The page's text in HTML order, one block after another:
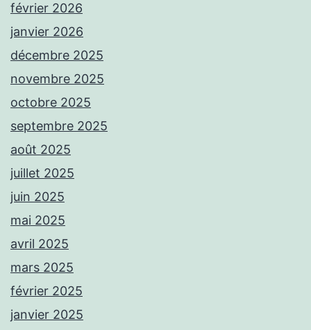
février 2026
janvier 2026
décembre 2025
novembre 2025
octobre 2025
septembre 2025
août 2025
juillet 2025
juin 2025
mai 2025
avril 2025
mars 2025
février 2025
janvier 2025